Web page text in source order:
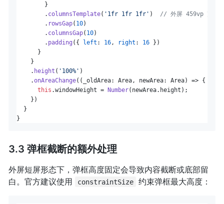
        }
        .
columnsTemplate( '1fr 1fr 1fr' ) // 外屏 459vp 宽度足
        .
rowsGap( 10)
        .
columnsGap( 10)
        .
padding ({ left : 16, right : 16 })
      }
    }
    .
height ( '100%' )
    .
onAreaChange( ( _oldArea: Area, newArea: Area) => {
this .windowHeight = Number(newArea. height );
    })
  }
3.3 弹框截断的额外处理
外屏短屏形态下，弹框高度固定会导致内容截断或底部留
白。官方建议使用
constraintSize 约束弹框最大高度：